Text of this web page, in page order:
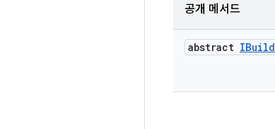
공개 메서드
abstract IBuild